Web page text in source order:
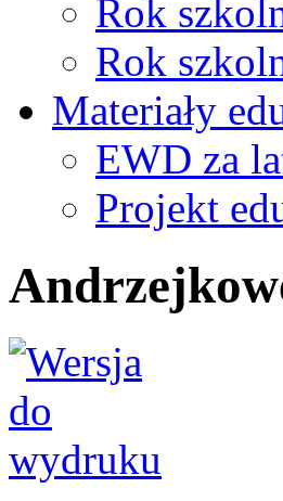
Rok
Rok
Materiały
EWD za
Projekt